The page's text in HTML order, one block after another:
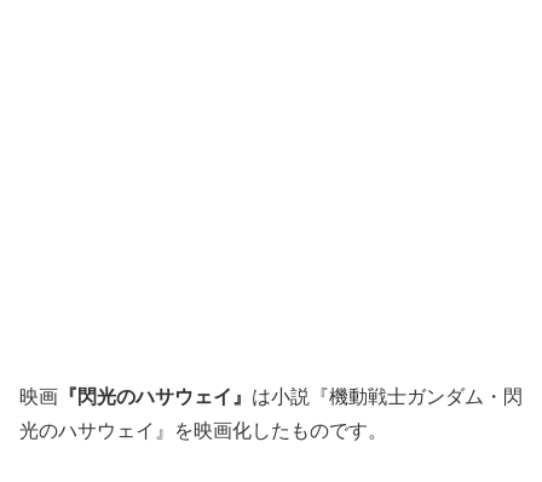
映画 『閃光のハサウェイ』 は小説『機動戦士ガンダム・閃
光のハサウェイ』を映画化したものです。